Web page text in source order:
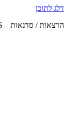
דלג לתוכן
הרצאות / סדנאות TALK SHOWS